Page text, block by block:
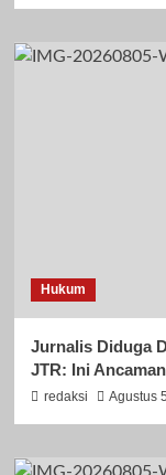
Hukum
Jurnalis Diduga
JTR: Ini
redaksi Agustus